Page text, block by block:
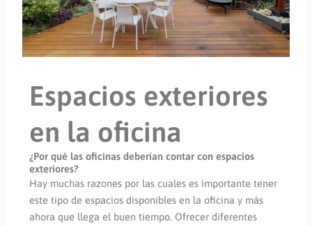
Espacios exteriores
en la oficina
¿Por qué las oficinas deberían contar con espacios
exteriores?
Hay muchas razones por las cuales es importante tener
este tipo de espacios disponibles en la oficina y más
ahora que llega el buen tiempo. Ofrecer diferentes